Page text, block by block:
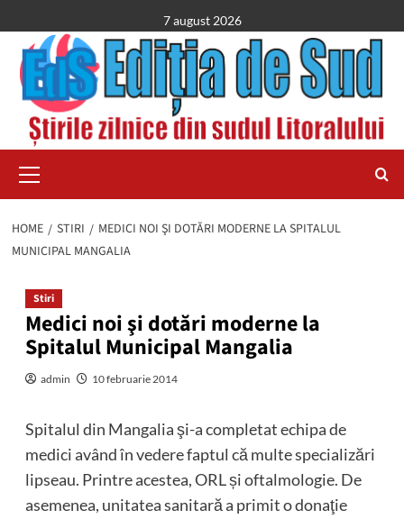
to
content
7 august 2026
Menu
HOME STIRI
MEDICI NOI ŞI DOTĂRI MODERNE LA SPITALUL
MUNICIPAL MANGALIA
Stiri
Medici noi şi dotări moderne la
Spitalul Municipal Mangalia
admin 10 februarie 2014
Spitalul din Mangalia şi-a completat echipa de
medici având în vedere faptul că multe specializări
lipseau. Printre acestea, ORL și oftalmologie. De
asemenea, unitatea sanitară a primit o donaţie